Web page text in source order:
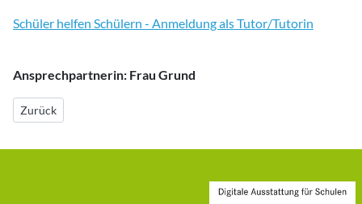
Schüler helfen Schülern - Anmeldung als Tutor/Tutorin
Ansprechpartnerin: Frau Grund
Vorheriger Beitrag: Termine 2
Zurück